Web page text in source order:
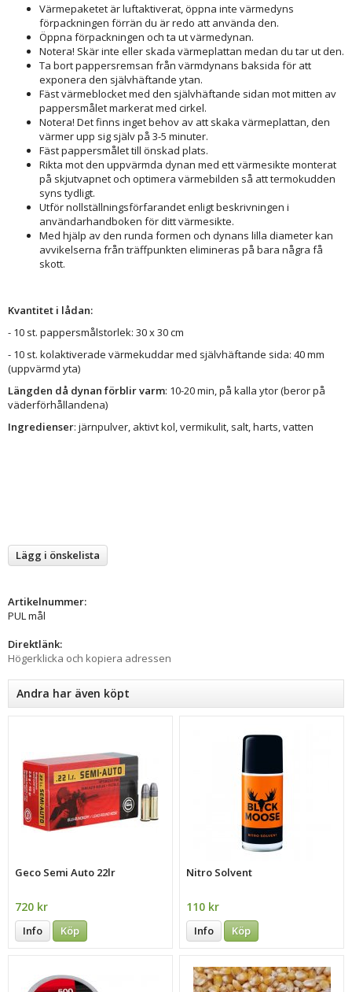
Värmepaketet är luftaktiverat, öppna inte värmedyns
förpackningen förrän du är redo att använda den.
Öppna förpackningen och ta ut värmedynan.
Notera! Skär inte eller skada värmeplattan medan du tar ut den.
Ta bort pappersremsan från värmdynans baksida för att
exponera den självhäftande ytan.
Fäst värmeblocket med den självhäftande sidan mot mitten av
pappersmålet markerat med cirkel.
Notera! Det finns inget behov av att skaka värmeplattan, den
värmer upp sig själv på 3-5 minuter.
Fäst pappersmålet till önskad plats.
Rikta mot den uppvärmda dynan med ett värmesikte monterat
på skjutvapnet och optimera värmebilden så att termokudden
syns tydligt.
Utför nollställningsförfarandet enligt beskrivningen i
användarhandboken för ditt värmesikte.
Med hjälp av den runda formen och dynans lilla diameter kan
avvikelserna från träffpunkten elimineras på bara några få
skott.
Kvantitet i lådan:
- 10 st. pappersmålstorlek: 30 x 30 cm
- 10 st. kolaktiverade värmekuddar med självhäftande sida: 40 mm
(uppvärmd yta)
Längden då dynan förblir varm: 10-20 min, på kalla ytor (beror på
väderförhållandena)
Ingredienser: järnpulver, aktivt kol, vermikulit, salt, harts, vatten
Lägg i önskelista
Artikelnummer:
PUL mål
Direktlänk:
Högerklicka och kopiera adressen
Andra har även köpt
Geco Semi Auto 22lr
720 kr
Info Köp
Nitro Solvent
110 kr
Info Köp